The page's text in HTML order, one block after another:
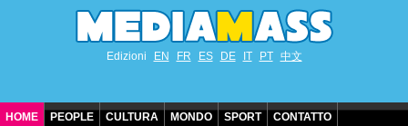
Edizioni EN FR ES DE IT PT 中文
HOME PEOPLE CULTURA MONDO SPORT CONTATTO